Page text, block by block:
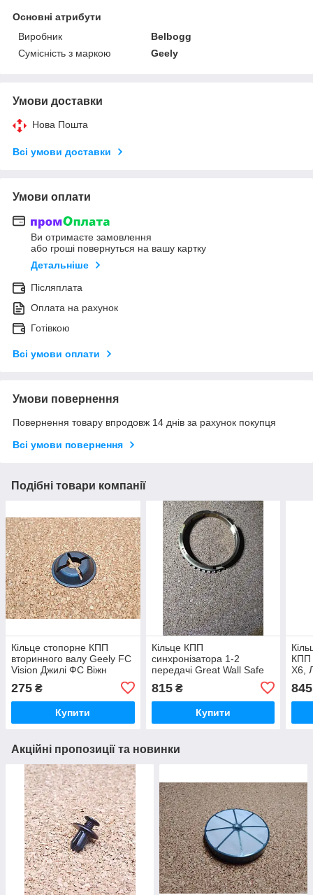
Основні атрибути
Виробник
Belbogg
Сумісність з маркою
Geely
Умови доставки
Нова Пошта
Всі умови доставки
Умови оплати
Ви отримаєте замовлення
або гроші повернуться на вашу картку
Детальніше
Післяплата
Оплата на рахунок
Готівкою
Всі умови оплати
Умови повернення
Повернення товару впродовж 14 днів за рахунок покупця
Всі умови повернення
Подібні товари компанії
Кільце стопорне КПП
вторинного валу Geely FC
Vision Джилі ФС Віжн
275 ₴
Купити
Кільце КПП
синхронізатора 1-2
передачі Great Wall Safe
Грейт Вол Great Wall Safe,
Грейт Вол Сейф
815₴
Купити
КПП
X6,
845
Акційні пропозиції та новинки